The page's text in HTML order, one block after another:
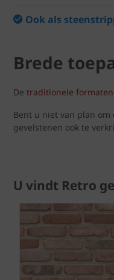
Ook als
Brede
De traditionele formaten
Bent u niet van plan
gevelstenen ook te
U vindt Retro